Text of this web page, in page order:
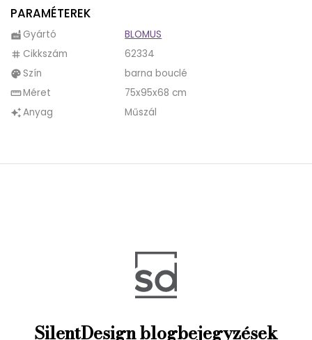
borúsabb időben kint hagyjuk a kertben vagy
teraszunkon, hiszen
átázni.
Köszönhetően a STAY napozóágy
azt bármikor kedvünkre arrébb vihetjük,
biztosítva, hogy egy nyári délutánon egész végig
ránk süthessen a Nap.
garantáltan minden teraszra és kerti környezetbe
PARAMÉTEREK
factory Gyártó BLOMUS
tag Cikkszám 62334
palette Szín barna bouclé
straightenMéret 75x95x68 cm
auto_awesomeAnyag Műszál
SilentDesign blogbejegyzések